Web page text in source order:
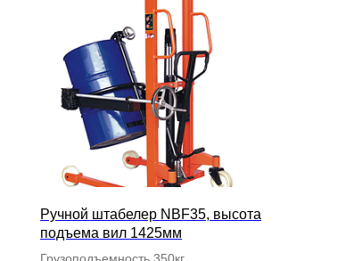
Ручной штабелер NBF35, высота
подъема вил 1425мм